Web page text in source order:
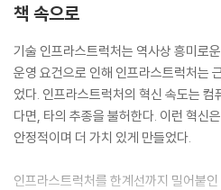
자원 할당과 스케줄링
서비스 발견
상태 관리
모니터링과 로깅
메트릭 집계
디버깅과 추적
책 속으로
기술 인프라스트럭처는 역사상 흥미로
운영 요건으로 인해 인프라스트럭처는
었다. 인프라스트럭처의 혁신 속도는
다면, 타의 추종을 불허한다. 이런 혁신
안정적이며 더 가치 있게 만들었다.
인프라스트럭처를 한계선까지 밀어붙